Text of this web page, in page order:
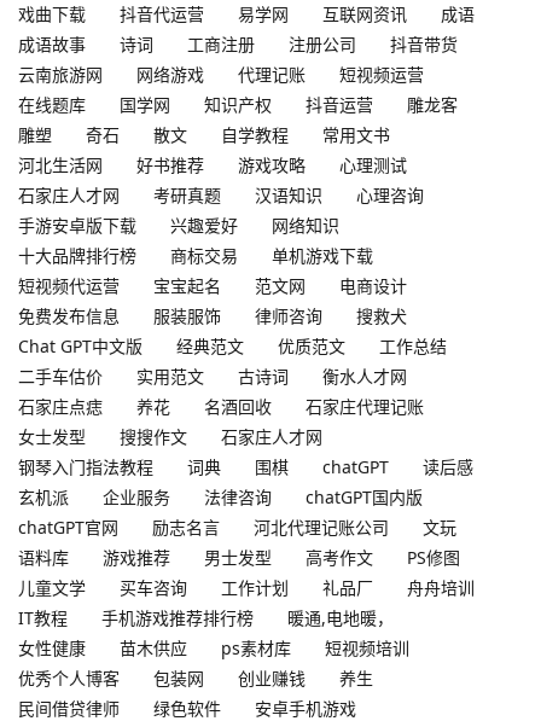
戏曲下载
抖音代运营 易学网 互联网资讯
成语
成语故事
诗词 工商注册 注册公司
抖音带货
云南旅游网
网络游戏 代理记账
短视频运营
在线题库
国学网 知识产权 抖音运营
雕龙客
雕塑
奇石 散文 自学教程
常用文书
河北生活网
好书推荐 游戏攻略
心理测试
石家庄人才网
考研真题 汉语知识
心理咨询
手游安卓版下载
兴趣爱好
网络知识
十大品牌排行榜
商标交易
单机游戏下载
短视频代运营
宝宝起名 范文网
电商设计
免费发布信息
服装服饰 律师咨询
搜救犬
Chat GPT中文版
经典范文 优质范文
工作总结
二手车估价
实用范文 古诗词
衡水人才网
石家庄点痣
养花 名酒回收
石家庄代理记账
女士发型
搜搜作文
石家庄人才网
钢琴入门指法教程
词典 围棋 chatGPT
读后感
玄机派
企业服务 法律咨询
chatGPT国内版
chatGPT官网
励志名言 河北代理记账公司
文玩
语料库
游戏推荐 男士发型 高考作文
PS修图
儿童文学
买车咨询 工作计划 礼品厂
舟舟培训
IT教程
手机游戏推荐排行榜
暖通,电地暖，
女性健康
苗木供应 ps素材库
短视频培训
优秀个人博客
包装网 创业赚钱
养生
民间借贷律师
绿色软件
安卓手机游戏